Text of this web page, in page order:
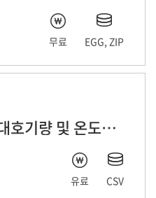
무료 EGG, ZIP
성인천식환자의 최대호기량 및 온도습도 자료
유료 CSV